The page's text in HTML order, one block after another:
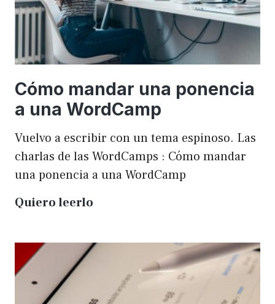
Cómo mandar una ponencia
a una WordCamp
Vuelvo a escribir con un tema espinoso. Las
charlas de las WordCamps : Cómo mandar
una ponencia a una WordCamp
Quiero leerlo
una
una